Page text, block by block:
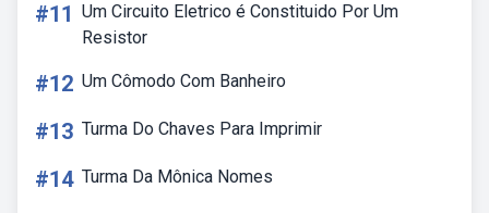
#11 Um Circuito Eletrico é Constituido Por Um
Resistor
#12 Um Cômodo Com Banheiro
#13 Turma Do Chaves Para Imprimir
#14 Turma Da Mônica Nomes